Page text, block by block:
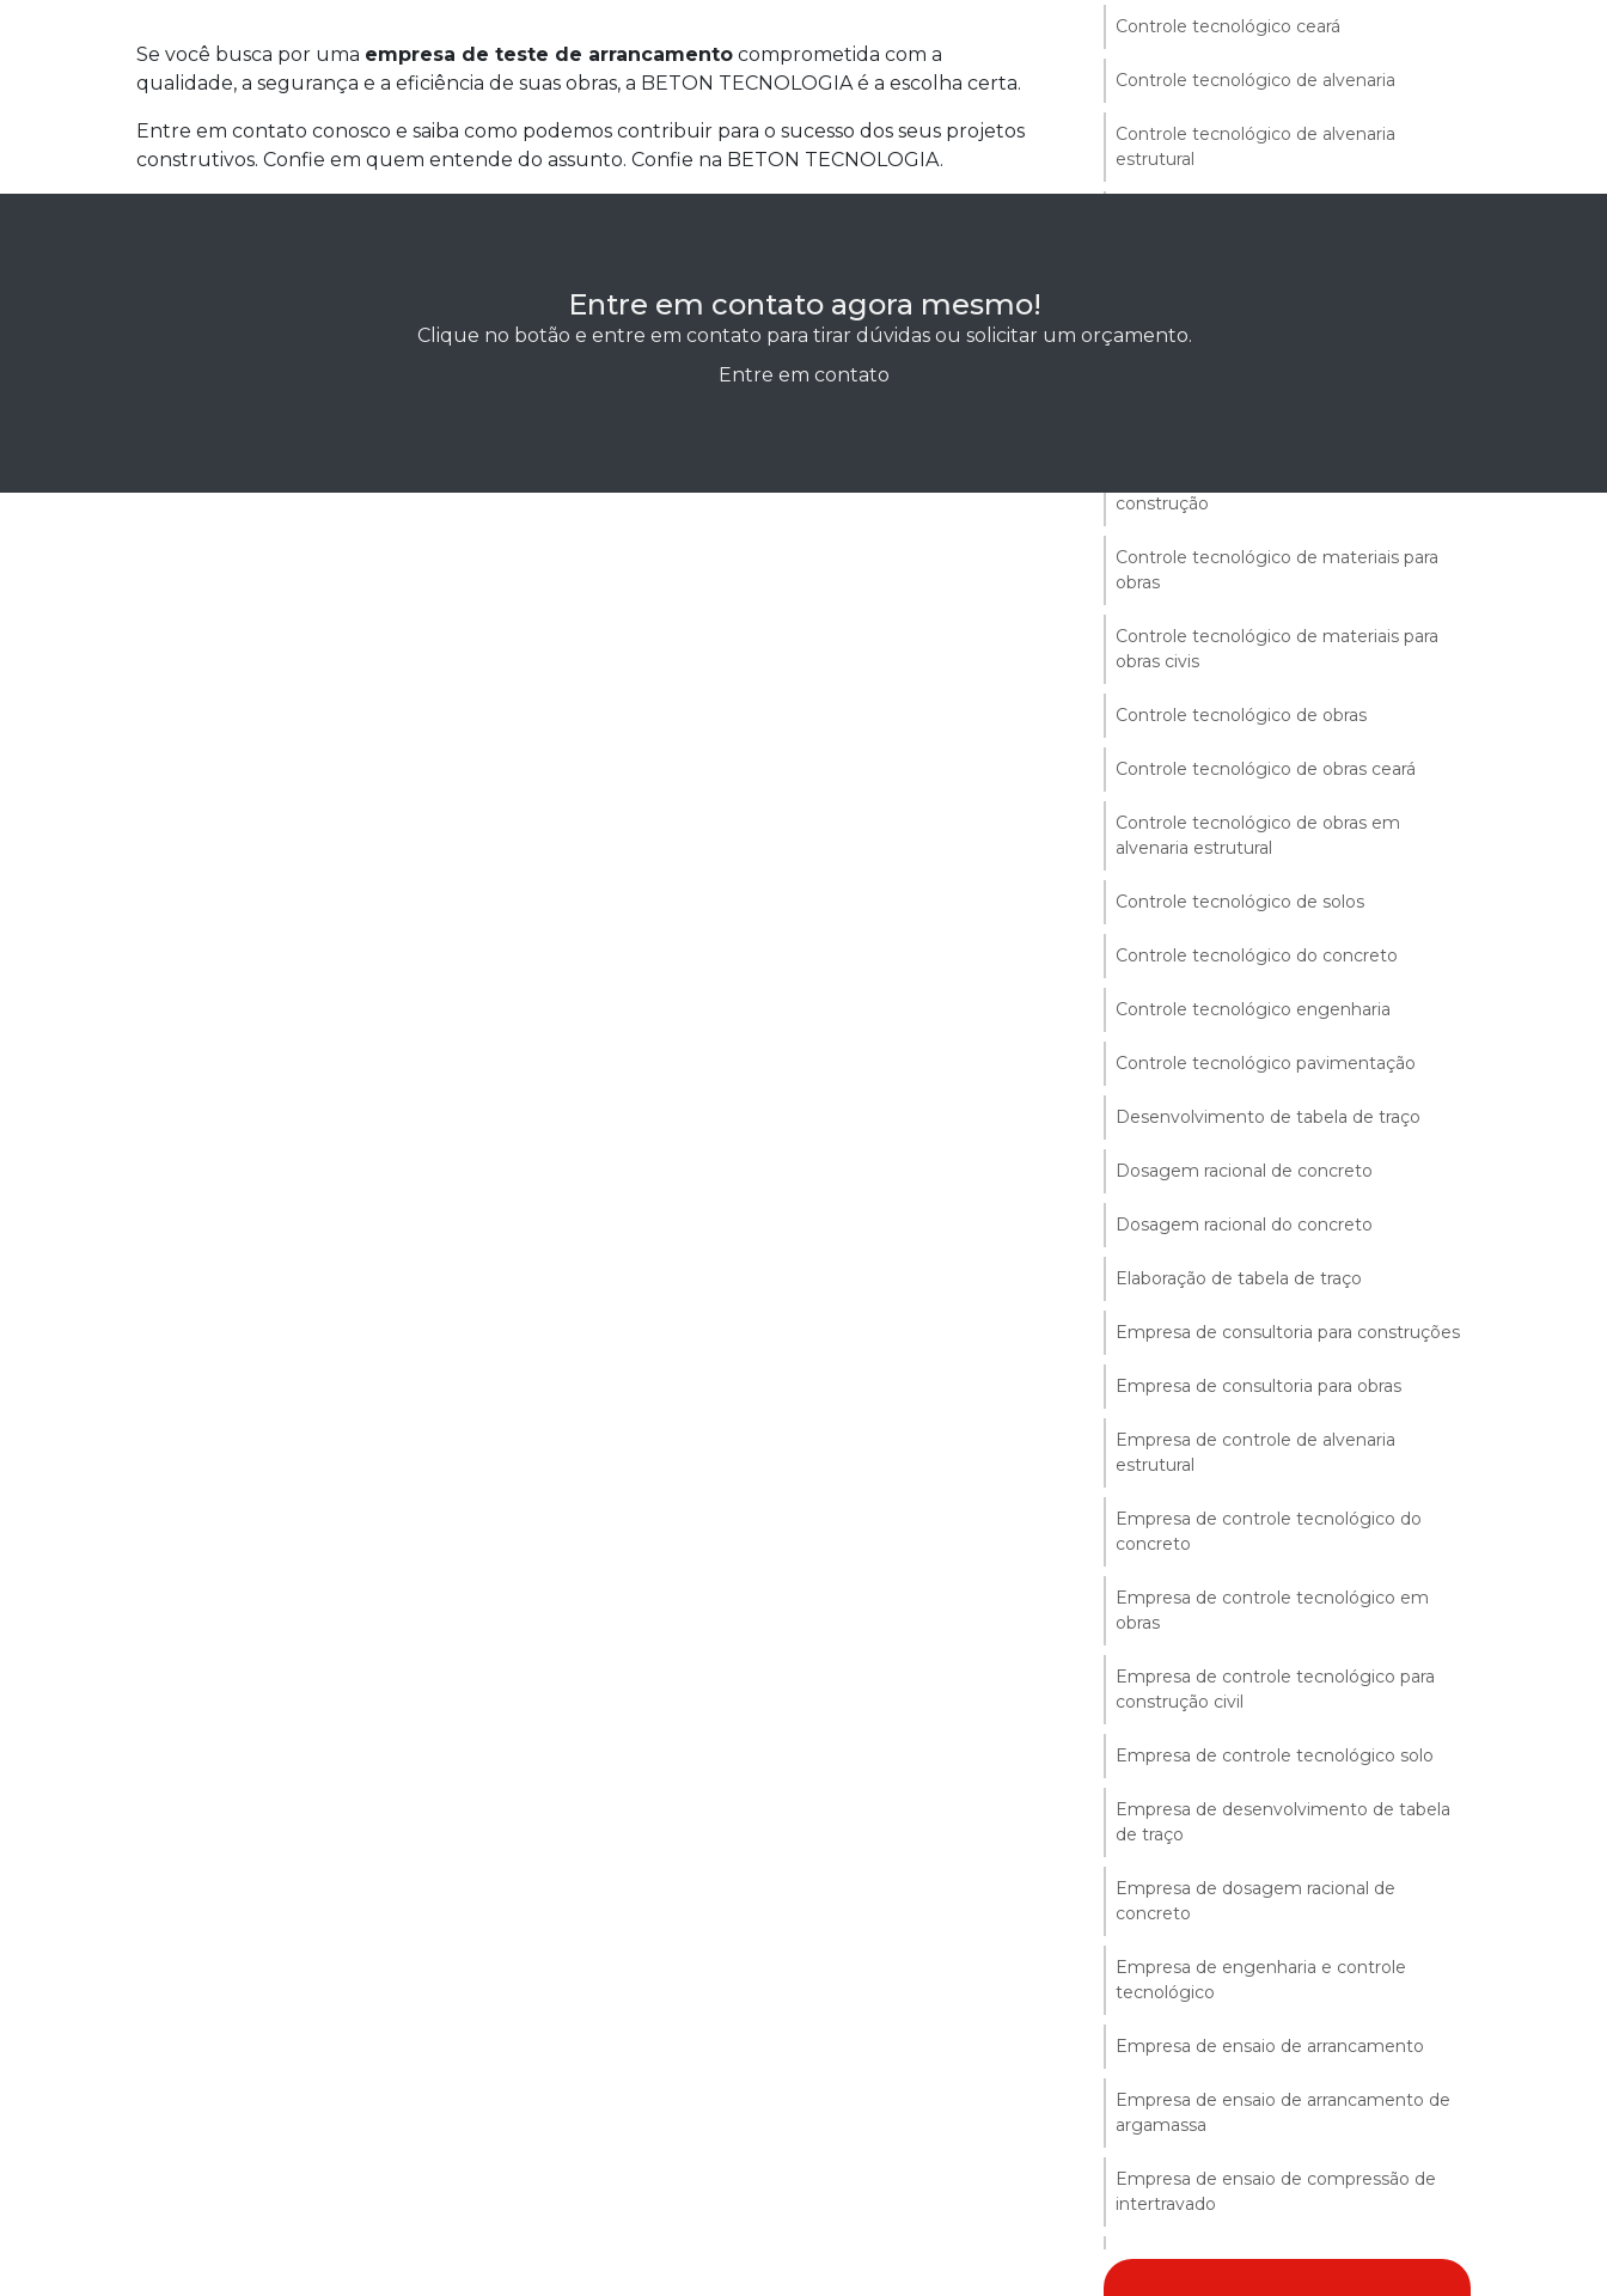
Se você busca por uma empresa de teste de arrancamento comprometida com a
qualidade, a segurança e a eficiência de suas obras, a BETON TECNOLOGIA é a escolha certa.
Entre em contato conosco e saiba como podemos contribuir para o sucesso dos seus projetos
construtivos. Confie em quem entende do assunto. Confie na BETON TECNOLOGIA.
Entre em contato agora mesmo!
Clique no botão e entre em contato para tirar dúvidas ou solicitar um orçamento.
Entre em contato
Controle tecnológico ceará
Controle tecnológico de alvenaria
Controle tecnológico de alvenaria
estrutural
Controle tecnológico de diversos
construção
Controle tecnológico de materiais para
obras
Controle tecnológico de materiais para
obras civis
Controle tecnológico de obras
Controle tecnológico de obras ceará
Controle tecnológico de obras em
alvenaria estrutural
Controle tecnológico de solos
Controle tecnológico do concreto
Controle tecnológico engenharia
Controle tecnológico pavimentação
Desenvolvimento de tabela de traço
Dosagem racional de concreto
Dosagem racional do concreto
Elaboração de tabela de traço
Empresa de consultoria para construções
Empresa de consultoria para obras
Empresa de controle de alvenaria
estrutural
Empresa de controle tecnológico do
concreto
Empresa de controle tecnológico em
obras
Empresa de controle tecnológico para
construção civil
Empresa de controle tecnológico solo
Empresa de desenvolvimento de tabela
de traço
Empresa de dosagem racional de
concreto
Empresa de engenharia e controle
tecnológico
Empresa de ensaio de arrancamento
Empresa de ensaio de arrancamento de
argamassa
Empresa de ensaio de compressão de
intertravado
Empresa de ensaio de integridade de